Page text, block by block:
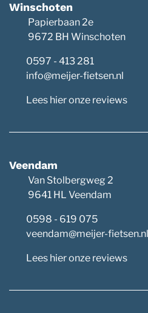
Winschoten
Papierbaan 2e
9672 BH Winschoten
0597 - 413 281
info@meijer-fietsen.nl
Lees hier onze reviews
Veendam
Van Stolbergweg 2
9641 HL Veendam
0598 - 619 075
veendam@meijer-fietsen.nl
Lees hier onze reviews